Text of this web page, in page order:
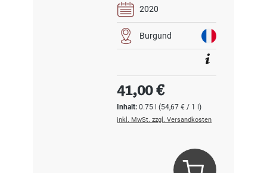
2020
Burgund
Inhalt:0.75 l(54,67 € / 1 l)
Regulärer Preis:
41,00 €
inkl. MwSt. zzgl. Versandkosten